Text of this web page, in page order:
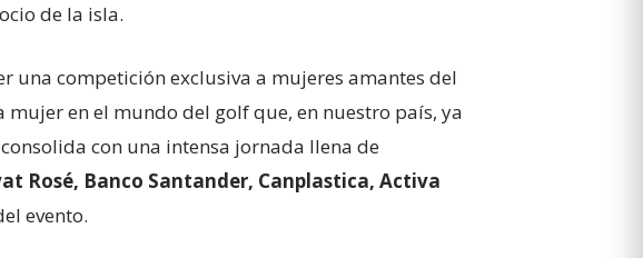
de la isla.
una competición exclusiva a mujeres amantes del
en el mundo del golf que, en nuestro país, ya
con una intensa jornada llena de
Rosé, Banco Santander, Canplastica, Activa
evento.